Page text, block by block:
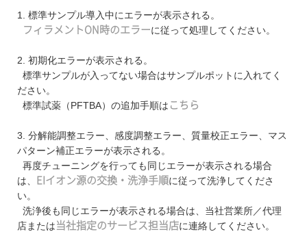
1. 標準サンプル導入中にエラーが表示される。
フィラメントON時のエラーに従って処理してください。
2. 初期化エラーが表示される。
標準サンプルが入ってない場合はサンプルポットに入れてく
ださい。
標準試薬（PFTBA）の追加手順は こちら
3. 分解能調整エラー、感度調整エラー、質量校正エラー、マス
パターン補正エラーが表示される。
再度チューニングを行っても同じエラーが表示される場合
は、
EIイオン源の交換・洗浄手順に従って洗浄してくださ
い。
洗浄後も同じエラーが表示される場合は、当社営業所／代理
店または 当社指定のサービス担当店に連絡してください。